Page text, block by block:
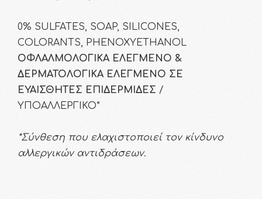
0% SULFATES, SOAP, SILICONES,
COLORANTS, PHENOXYETHANOL
ΟΦΛΑΛΜΟΛΟΓΙΚΑ ΕΛΕΓΜΕΝΟ &
ΔΕΡΜΑΤΟΛΟΓΙΚΑ ΕΛΕΓΜΕΝΟ ΣΕ
ΕΥΑΙΣΘΗΤΕΣ ΕΠΙΔΕΡΜΙΔΕΣ /
ΥΠΟΑΛΛΕΡΓΙΚΟ*
*Σύνθεση που ελαχιστοποιεί τον κίνδυνο
αλλεργικών αντιδράσεων.